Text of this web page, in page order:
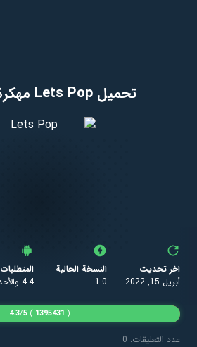
تحميل Lets Pop مهكرة للأندرويد
اخر تحديث
أبريل 15, 2022
النسخة الحالية
1.0
المتطلبات
4.4 والأحدث
عدد التعليقات: 0
(
1395431
)
4.3/5